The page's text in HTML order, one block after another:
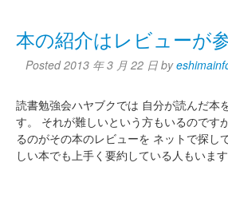
本の紹介はレビューが
Posted2013 年 3 月 22 日 by
読書勉強会ハヤブクでは 自分が読んだ本
す。 それが難しいという方もいるのです
るのがその本のレビューを ネットで探し
しい本でも上手く要約している人もいま